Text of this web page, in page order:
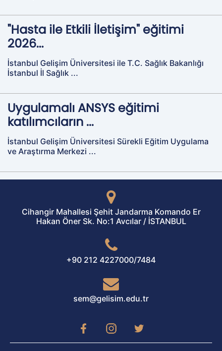
"Hasta ile Etkili İletişim" eğitimi
2026...
İstanbul Gelişim Üniversitesi ile T.C. Sağlık Bakanlığı
İstanbul İl Sağlık ...
Uygulamalı ANSYS eğitimi
katılımcıların ...
İstanbul Gelişim Üniversitesi Sürekli Eğitim Uygulama
ve Araştırma Merkezi ...
Cihangir Mahallesi Şehit Jandarma Komando Er
Hakan Öner Sk. No:1 Avcılar / İSTANBUL
+90 212 4227000/7484
sem@gelisim.edu.tr